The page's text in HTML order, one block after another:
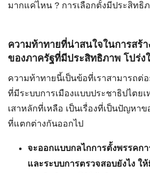
มากแค่ไหน ? การเลือกตั้งมีประสิทธิ
ความท้าทายที่น่าสนใจในการสร้า
ของภาครัฐที่มีประสิทธิภาพ โปร่ง
ความท้าทายนี้เป็นข้อที่เราสามารถต่
ที่มีระบบการเมืองแบบประชาธิปไตย
เสาหลักที่เหลือ เป็นเรื่องที่เป็นปัญหา
ที่แตกต่างกันออกไป
จะออกแบบกลไกการตั้งพรรคกา
และระบบการตรวจสอบยังไง ใ